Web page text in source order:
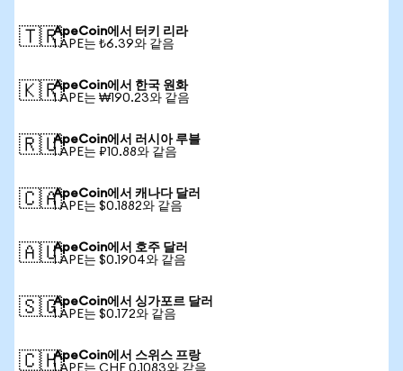
🇹🇷ApeCoin에서 터키 리라
1 APE는 ₺6.39와 같음
🇰🇷ApeCoin에서 한국 원화
1 APE는 ₩190.23와 같음
🇷🇺ApeCoin에서 러시아 루블
1 APE는 ₽10.88와 같음
🇨🇦ApeCoin에서 캐나다 달러
1 APE는 $0.1882와 같음
🇦🇺ApeCoin에서 호주 달러
1 APE는 $0.1904와 같음
🇸🇬ApeCoin에서 싱가포르 달러
1 APE는 $0.172와 같음
🇨🇭ApeCoin에서 스위스 프랑
1 APE는 CHF 0.1083와 같음